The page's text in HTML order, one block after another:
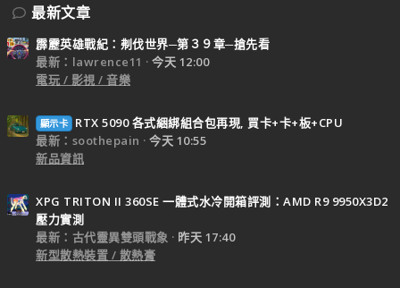
最新文章
霹靂英雄戰紀：刜伐世界─第３９章─搶先看
最新：lawrence11
今天 12:00
電玩 / 影視 / 音樂
顯示卡
RTX 5090 各式綑綁組合包再現, 買卡+卡+板+CPU
最新：soothepain
今天 10:55
新品資訊
XPG TRITON II 360SE 一體式水冷開箱評測：AMD R9 9950X3D2
壓力實測
最新：古代靈異雙頭戰象
昨天 17:40
新型散熱裝置 / 散熱膏